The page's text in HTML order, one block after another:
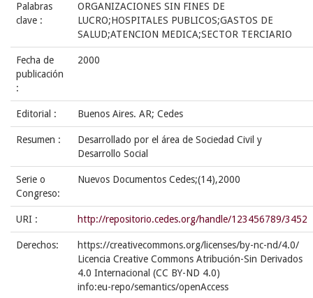
Palabras
clave :
ORGANIZACIONES SIN FINES DE
LUCRO;HOSPITALES PUBLICOS;GASTOS DE
SALUD;ATENCION MEDICA;SECTOR TERCIARIO
Fecha de
publicación
:
2000
Editorial : Buenos Aires. AR; Cedes
Resumen :
Desarrollado por el área de Sociedad Civil y
Desarrollo Social
Serie o
Congreso:
Nuevos Documentos Cedes;(14),2000
URI : http://repositorio.cedes.org/handle/123456789/3452
Derechos:
https://creativecommons.org/licenses/by-nc-nd/4.0/
Licencia Creative Commons Atribución-Sin Derivados
4.0 Internacional (CC BY-ND 4.0)
info:eu-repo/semantics/openAccess